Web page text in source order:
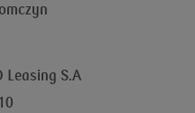
Leasing S.A